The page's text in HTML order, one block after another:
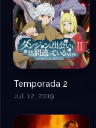
Temporada 2
Jul. 12, 2019